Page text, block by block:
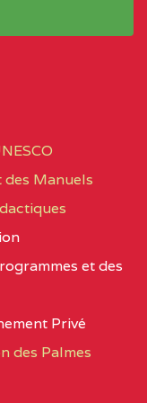
FOI BP
BP
des Manuels
et des
Privé
des Palmes